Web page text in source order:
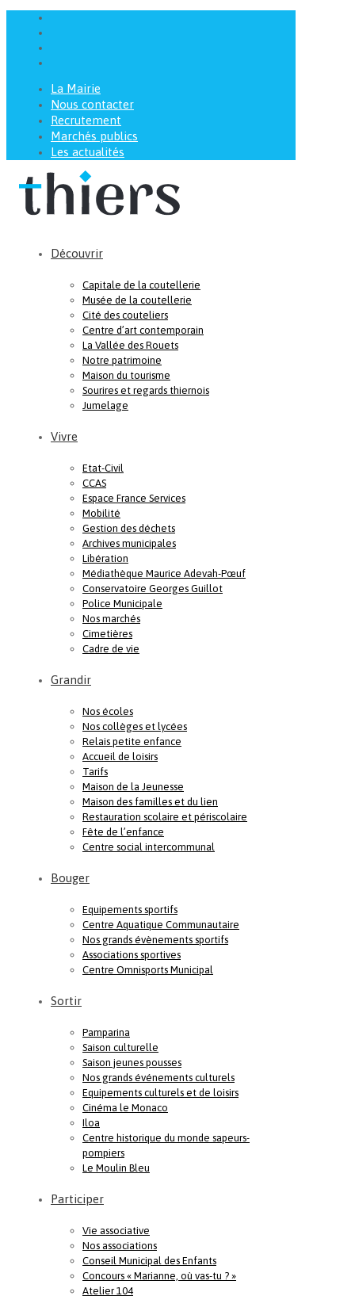
La Mairie
Nous contacter
Recrutement
Marchés publics
Les actualités
Découvrir
Capitale de la coutellerie
Musée de la coutellerie
Cité des couteliers
Centre d’art contemporain
La Vallée des Rouets
Notre patrimoine
Maison du tourisme
Sourires et regards thiernois
Jumelage
Vivre
Etat-Civil
CCAS
Espace France Services
Mobilité
Gestion des déchets
Archives municipales
Libération
Médiathèque Maurice Adevah-Pœuf
Conservatoire Georges Guillot
Police Municipale
Nos marchés
Cimetières
Cadre de vie
Grandir
Nos écoles
Nos collèges et lycées
Relais petite enfance
Accueil de loisirs
Tarifs
Maison de la Jeunesse
Maison des familles et du lien
Restauration scolaire et périscolaire
Fête de l’enfance
Centre social intercommunal
Bouger
Equipements sportifs
Centre Aquatique Communautaire
Nos grands évènements sportifs
Associations sportives
Centre Omnisports Municipal
Sortir
Pamparina
Saison culturelle
Saison jeunes pousses
Nos grands événements culturels
Equipements culturels et de loisirs
Cinéma le Monaco
Iloa
Centre historique du monde sapeurs-
pompiers
Le Moulin Bleu
Participer
Vie associative
Nos associations
Conseil Municipal des Enfants
Concours « Marianne, où vas-tu ? »
Atelier 104